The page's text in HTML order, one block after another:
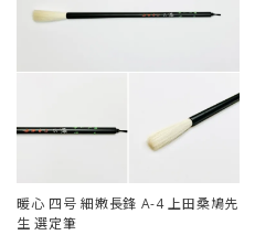
暖心 四号 細嫩長鋒 A-4 上田桑鳩先
生 選定筆